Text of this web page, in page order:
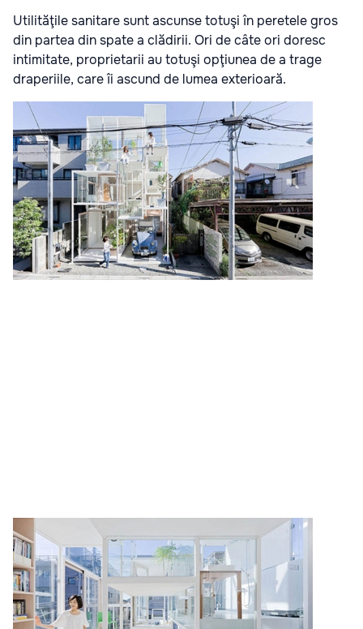
Utilităţile sanitare sunt ascunse totuşi în peretele gros
din partea din spate a clădirii. Ori de câte ori doresc
intimitate, proprietarii au totuşi opţiunea de a trage
draperiile, care îi ascund de lumea exterioară.